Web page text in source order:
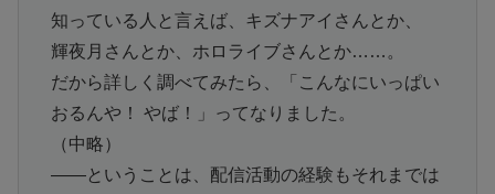
知っている人と言えば、キズナアイさんとか、
輝夜月さんとか、ホロライブさんとか……。
だから詳しく調べてみたら、「こんなにいっぱい
おるんや！ やば！」ってなりました。
（中略）
――ということは、配信活動の経験もそれまでは